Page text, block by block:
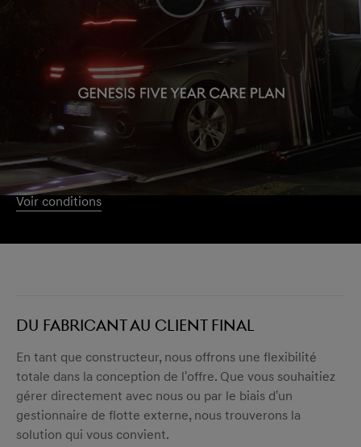
It's about time
Gain de temps et flexibilité
Avec notre plan de garantie et d’entretien¹, nous élevons
l’expérience de propriété à un niveau supérieur :
inspections programmées, opérations d’entretien et
travaux sous garantie pendant les 5 premières années ou
jusqu’à 75 000 kilomètres ».
Voir conditions
DU FABRICANT AU CLIENT FINAL
En tant que constructeur, nous offrons une flexibilité
totale dans la conception de l'offre. Que vous souhaitiez
gérer directement avec nous ou par le biais d'un
gestionnaire de flotte externe, nous trouverons la
solution qui vous convient.